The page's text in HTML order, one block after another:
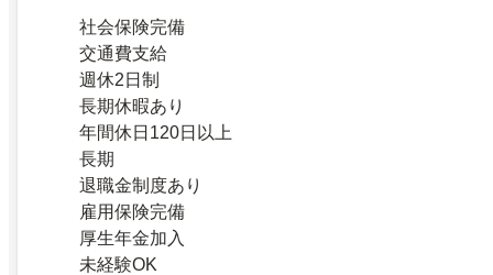
社会保険完備
交通費支給
週休2日制
長期休暇あり
年間休日120日以上
長期
退職金制度あり
雇用保険完備
厚生年金加入
未経験OK